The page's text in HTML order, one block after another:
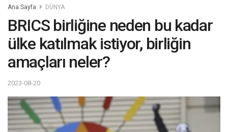
Ana Sayfa DÜNYA
BRICS birliğine neden bu kadar
ülke katılmak istiyor, birliğin
amaçları neler?
2023-08-20